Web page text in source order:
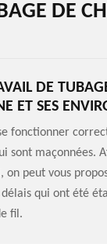
DE
DE
ET SES
fonctionner
sont maçonnées.
peut vous
qui ont été
fil.